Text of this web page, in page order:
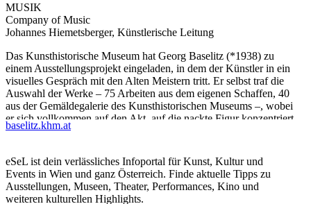
MUSIK
Company of Music
Johannes Hiemetsberger, Künstlerische Leitung
Das Kunsthistorische Museum hat Georg Baselitz (*1938) zu
einem Ausstellungsprojekt eingeladen, in dem der Künstler in ein
visuelles Gespräch mit den Alten Meistern tritt. Er selbst traf die
Auswahl der Werke – 75 Arbeiten aus dem eigenen Schaffen, 40
aus der Gemäldegalerie des Kunsthistorischen Museums –, wobei
er sich vollkommen auf den Akt, auf die nackte Figur konzentriert
hat. Um diesen menschlichen Elementarzustand, seit jeher ein
...Mehr lesen
baselitz.khm.at
eSeL ist dein verlässliches Infoportal für Kunst, Kultur und
Events in Wien und ganz Österreich. Finde aktuelle Tipps zu
Ausstellungen, Museen, Theater, Performances, Kino und
weiteren kulturellen Highlights.